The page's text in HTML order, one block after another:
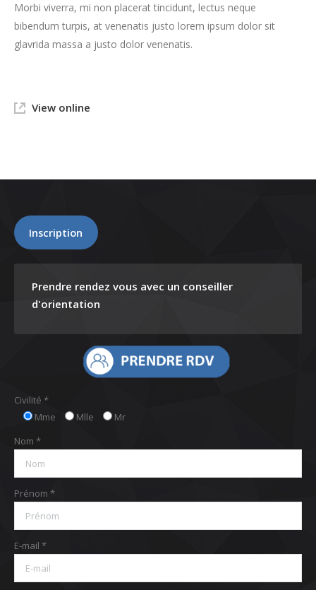
Morbi viverra, mi non placerat tincidunt, lectus neque
bibendum turpis, at venenatis justo lorem ipsum dolor sit
glavrida massa a justo dolor venenatis.
View online
Inscription
Prendre rendez vous avec un conseiller
d'orientation
Civilité *
Mme
Mlle
Mr
Nom *
Prénom *
E-mail *